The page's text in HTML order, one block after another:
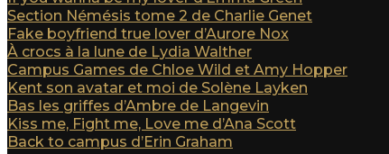
Section Némésis tome 2 de Charlie Genet
Fake boyfriend true lover d’Aurore Nox
À crocs à la lune de Lydia Walther
Campus Games de Chloe Wild et Amy Hopper
Kent son avatar et moi de Solène Layken
Bas les griffes d’Ambre de Langevin
Kiss me, Fight me, Love me d’Ana Scott
Back to campus d’Erin Graham